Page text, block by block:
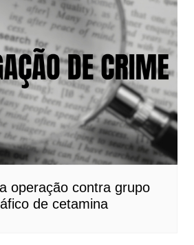
operação contra grupo
de cetamina